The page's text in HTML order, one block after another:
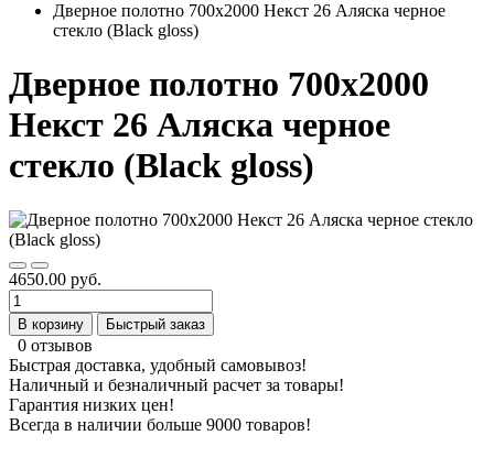
Дверное полотно 700x2000 Некст 26 Аляска черное
стекло (Black gloss)
Дверное полотно 700x2000
Некст 26 Аляска черное
стекло (Black gloss)
4650.00 руб.
В корзину Быстрый заказ
0 отзывов
Быстрая доставка, удобный самовывоз!
Наличный и безналичный расчет за товары!
Гарантия низких цен!
Всегда в наличии больше 9000 товаров!